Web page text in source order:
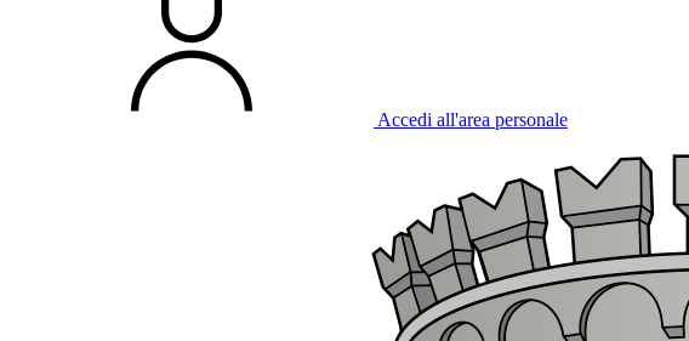
Accedi all'area personale